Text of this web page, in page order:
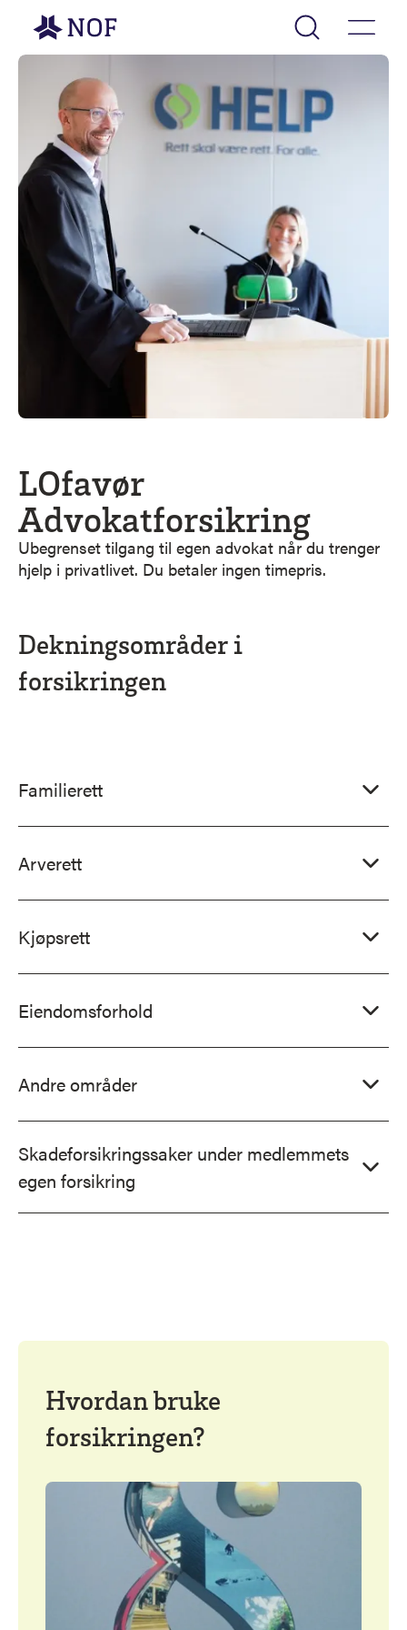
Gå til forsiden
LOfavør
Advokatforsikring
Ubegrenset tilgang til egen advokat når du trenger
hjelp i privatlivet. Du betaler ingen timepris.
Dekningsområder i
forsikringen
Familierett
Arverett
Kjøpsrett
Eiendomsforhold
Andre områder
Skadeforsikringssaker under medlemmets
egen forsikring
Hvordan bruke
forsikringen?